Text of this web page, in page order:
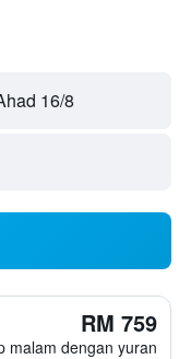
16/8
RM 759
malam dengan yuran